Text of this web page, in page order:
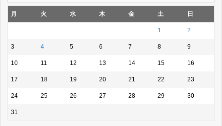
月 火 水 木 金 土 日
1 2
3 4 5 6 7 8 9
10 11 12 13 14 15 16
17 18 19 20 21 22 23
24 25 26 27 28 29 30
31